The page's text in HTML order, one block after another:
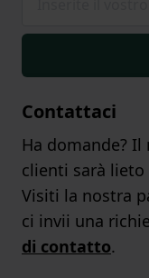
Contattaci
Ha domande?
clienti sarà lieto
Visiti la nostra
ci invii una
di contatto.